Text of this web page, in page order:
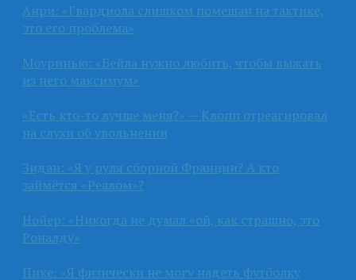
Анри: «Гвардиола слишком помешан на тактике,
это его проблема»
Моуринью: «Бейла нужно любить, чтобы выжать
из него максимум»
«Есть кто-то лучше меня?» — Клопп отреагировал
на слухи об увольнении
Зидан: «Я у руля сборной Франции? А кто
займётся «Реалом»?
Нойер: «Никогда не думал «ой, как страшно, это
Роналду»
Пике: «Я физически не могу надеть футболку